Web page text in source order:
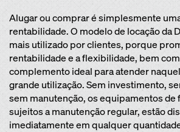
Alugar ou comprar é simplesmente
rentabilidade. O modelo de locação da
mais utilizado por clientes, porque
rentabilidade e a flexibilidade, bem
complemento ideal para atender
grande utilização. Sem investimento,
sem manutenção, os equipamentos de
sujeitos a manutenção regular, estão
imediatamente em qualquer